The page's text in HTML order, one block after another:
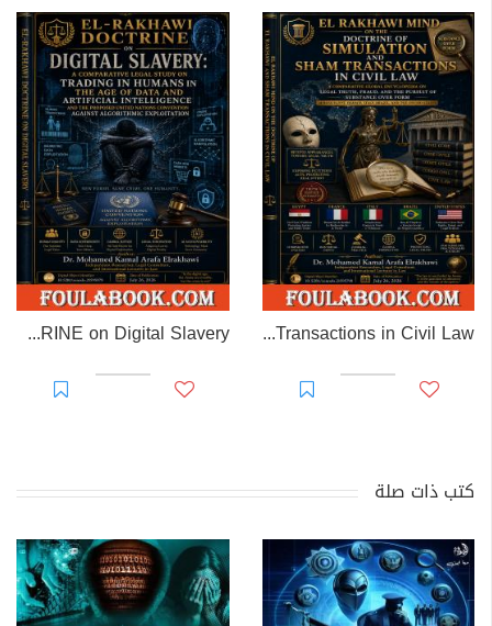
EL RAKHAWI MIND on the Doctrine of Simulation and Sham Transactions in Civil Law
EL-RAKHAWI DOCTRINE on Digital Slavery
كتب ذات صلة